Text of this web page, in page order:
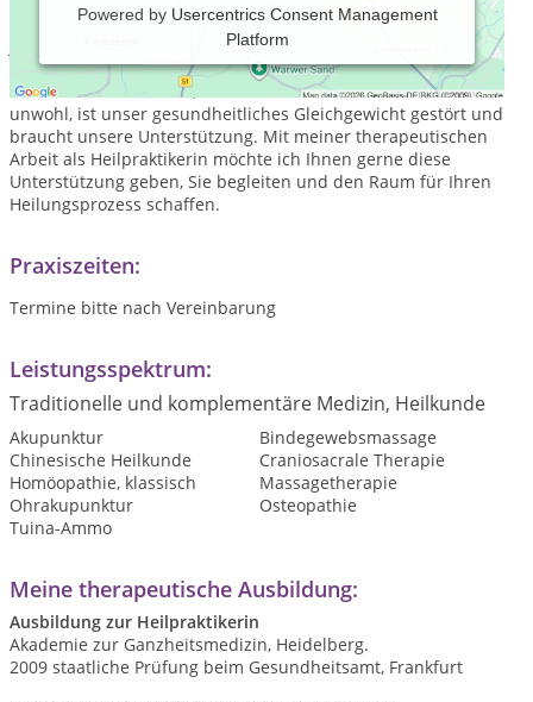
Powered by Usercentrics Consent Management
Platform
Jeder von uns verfügt über ganz besondere individuelle
Kräfte und Ressourcen, die uns vital und gesund erhalten.
Werden wir aber krank, haben Schmerzen oder fühlen uns
unwohl, ist unser gesundheitliches Gleichgewicht gestört und
braucht unsere Unterstützung. Mit meiner therapeutischen
Arbeit als Heilpraktikerin möchte ich Ihnen gerne diese
Unterstützung geben, Sie begleiten und den Raum für Ihren
Heilungsprozess schaffen.
Praxiszeiten:
Termine bitte nach Vereinbarung
Leistungsspektrum:
Traditionelle und komplementäre Medizin, Heilkunde
Akupunktur
Bindegewebsmassage
Chinesische Heilkunde
Craniosacrale Therapie
Homöopathie, klassisch
Massagetherapie
Ohrakupunktur
Osteopathie
Tuina-Ammo
Meine therapeutische Ausbildung:
Ausbildung zur Heilpraktikerin
Akademie zur Ganzheitsmedizin, Heidelberg.
2009 staatliche Prüfung beim Gesundheitsamt, Frankfurt